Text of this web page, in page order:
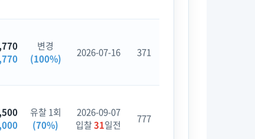
변경
(100%)
2026-07-16 371
유찰 1회
(70%)
2026-09-07
입찰31일전 777